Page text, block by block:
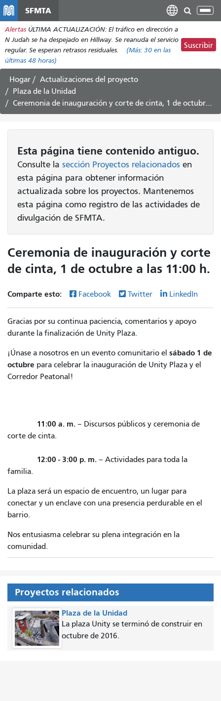
contenido
principal
SFMTA
Alertas ÚLTIMA ACTUALIZACIÓN: El tráfico en dirección a
N Judah se ha despejado en Hillway. Se reanuda el servicio
regular. Se esperan retrasos residuales.
(Más: 30 en las
últimas 48 horas)
Suscribir
Hogar
Actualizaciones del proyecto
Plaza de la Unidad
Ceremonia de inauguración y corte de cinta, 1 de octubre a las 11:00 h.
Esta página tiene contenido antiguo.
Consulte la sección Proyectos relacionados en
esta página para obtener información
actualizada sobre los proyectos. Mantenemos
esta página como registro de las actividades de
divulgación de SFMTA.
Ceremonia de inauguración y corte
de cinta, 1 de octubre a las 11:00 h.
Comparte esto: Facebook Twitter LinkedIn
Gracias por su continua paciencia, comentarios y apoyo
durante la finalización de Unity Plaza.
¡Únase a nosotros en un evento comunitario el sábado 1 de
octubre para celebrar la inauguración de Unity Plaza y el
Corredor Peatonal!
11:00 a. m. – Discursos públicos y ceremonia de
corte de cinta.
12:00 - 3:00 p. m. – Actividades para toda la
familia.
La plaza será un espacio de encuentro, un lugar para
conectar y un enclave con una presencia perdurable en el
barrio.
Nos entusiasma celebrar su plena integración en la
comunidad.
Proyectos relacionados
Plaza de la Unidad
La plaza Unity se terminó de construir en
octubre de 2016.